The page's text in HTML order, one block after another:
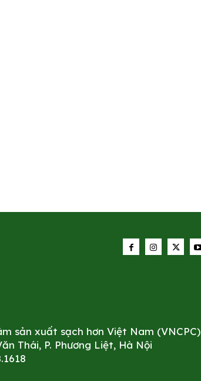
sản xuất sạch hơn Việt Nam (VNCPC)
Thái, P. Phương Liệt, Hà Nội